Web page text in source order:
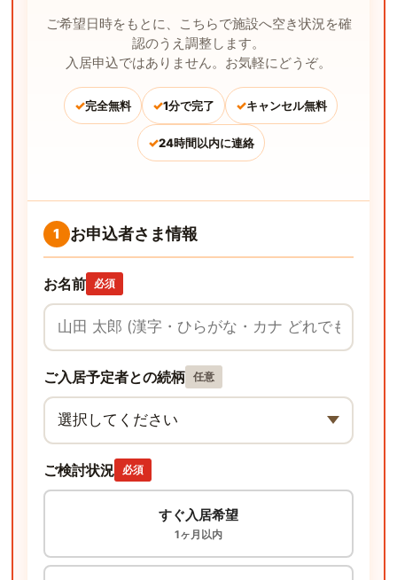
ご希望日時をもとに、こちらで施設へ空き状況を確
認のうえ調整します。
入居申込ではありません。お気軽にどうぞ。
✓完全無料 ✓1分で完了 ✓キャンセル無料
✓24時間以内に連絡
1 お申込者さま情報
お名前 必須
ご入居予定者との続柄 任意
ご検討状況 必須
すぐ入居希望
1ヶ月以内